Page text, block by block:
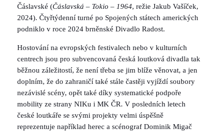
Čáslavské (Čáslavská – Tokio – 1964, režie Jakub Vašíček,
2024). Čtyřtýdenní turné po Spojených státech amerických
podniklo v roce 2024 brněnské Divadlo Radost.
Hostování na evropských festivalech nebo v kulturních
centrech jsou pro subvencovaná česká loutková divadla tak
běžnou záležitostí, že není třeba se jim blíže věnovat, a jen
doplním, že do zahraničí také stále častěji vyjíždí soubory
nezávislé scény, opět také díky systematické podpoře
mobility ze strany NIKu i MK ČR. V posledních letech
české loutkáře se svými projekty velmi úspěšně
reprezentuje například herec a scénograf Dominik Migač